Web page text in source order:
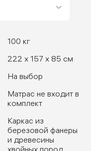
100 кг
222 x 157 x 85 см
На выбор
Матрас не входит в
комплект
Каркас из
березовой фанеры
и древесины
хвойных пород.